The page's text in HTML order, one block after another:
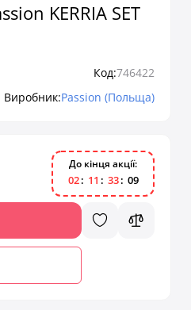
KERRIA SET
Код:746422
Виробник:Passion (Польща)
До кінця акції:
02 11 33 08